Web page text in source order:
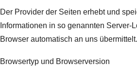
Der Provider der Seiten erhebt und
Informationen in so genannten Server-
Browser automatisch an uns übermittelt.
Browsertyp und Browserversion